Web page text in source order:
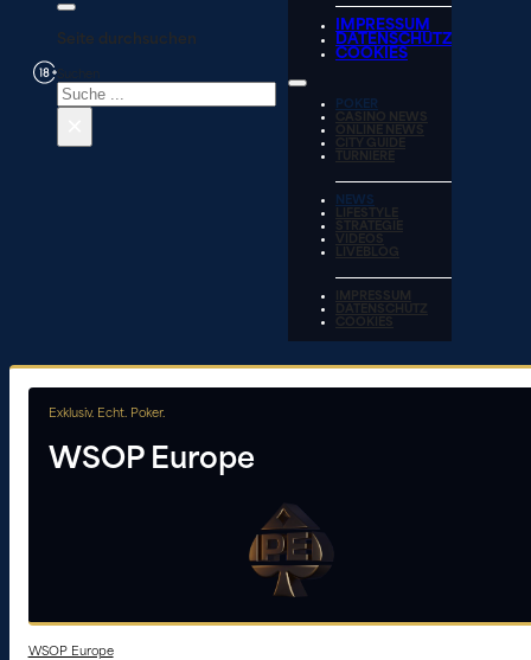
Seite durchsuchen
IMPRESSUM
DATENSCHUTZ
COOKIES
POKER
CASINO NEWS
ONLINE NEWS
CITY GUIDE
TURNIERE
NEWS
LIFESTYLE
STRATEGIE
VIDEOS
LIVEBLOG
IMPRESSUM
DATENSCHUTZ
COOKIES
Exklusiv. Echt. Poker.
WSOP Europe
WSOP Europe